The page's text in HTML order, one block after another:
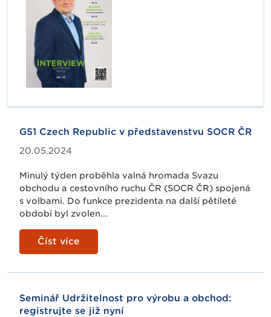
GS1 Czech Republic v představenstvu SOCR ČR
20.05.2024
Minulý týden proběhla valná hromada Svazu
obchodu a cestovního ruchu ČR (SOCR ČR) spojená
s volbami. Do funkce prezidenta na další pětileté
období byl zvolen...
Číst více
Seminář Udržitelnost pro výrobu a obchod:
registrujte se již nyní